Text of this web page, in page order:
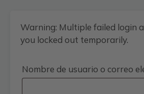
Warning: Multiple failed login
you locked out temporarily.
Nombre de usuario o correo
Bañador
29,98€